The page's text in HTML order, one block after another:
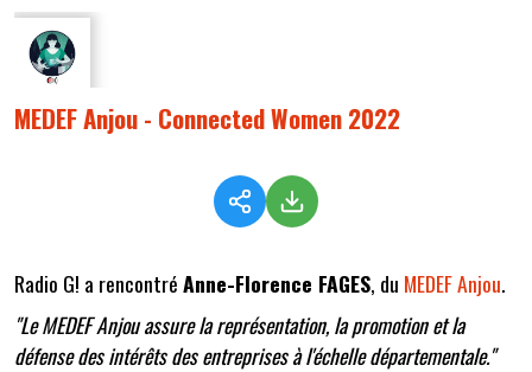
MEDEF Anjou - Connected Women 2022
Radio G! a rencontréAnne-Florence FAGES, du MEDEF Anjou.
"Le MEDEF Anjou assure la représentation, la promotion et la
défense des intérêts des entreprises à l'échelle départementale."